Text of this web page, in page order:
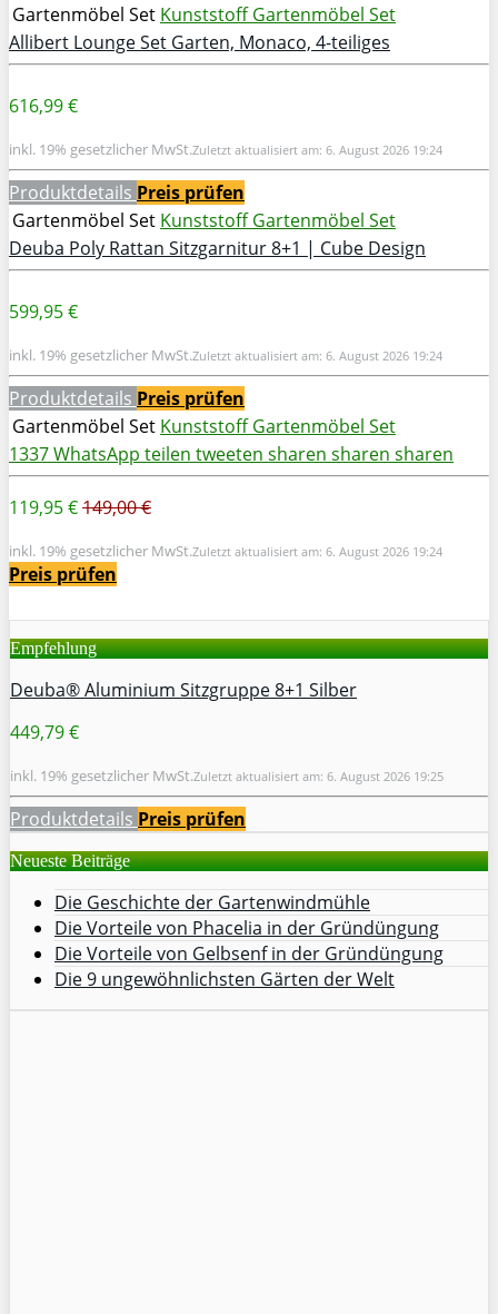
Gartenmöbel Set Kunststoff Gartenmöbel Set
Allibert Lounge Set Garten, Monaco, 4-teiliges
616,99 €
inkl. 19% gesetzlicher MwSt.Zuletzt aktualisiert am: 6. August 2026 19:24
Produktdetails Preis prüfen
Gartenmöbel Set Kunststoff Gartenmöbel Set
Deuba Poly Rattan Sitzgarnitur 8+1 | Cube Design
599,95 €
inkl. 19% gesetzlicher MwSt.Zuletzt aktualisiert am: 6. August 2026 19:24
Produktdetails Preis prüfen
Gartenmöbel Set Kunststoff Gartenmöbel Set
1337WhatsApp teilen tweeten sharen sharen sharen
119,95 €149,00 €
inkl. 19% gesetzlicher MwSt.Zuletzt aktualisiert am: 6. August 2026 19:24
Preis prüfen
Empfehlung
Deuba® Aluminium Sitzgruppe 8+1 Silber
449,79 €
inkl. 19% gesetzlicher MwSt.Zuletzt aktualisiert am: 6. August 2026 19:25
Produktdetails Preis prüfen
Neueste Beiträge
Die Geschichte der Gartenwindmühle
Die Vorteile von Phacelia in der Gründüngung
Die Vorteile von Gelbsenf in der Gründüngung
Die 9 ungewöhnlichsten Gärten der Welt